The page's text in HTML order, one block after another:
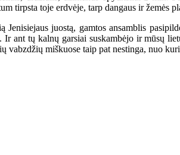
tirpsta toje erdvėje, tarp dangaus ir žemės
juostą, gamtos ansamblis
ant tų kalnų garsiai suskambėjo ir mūsų
miškuose taip pat nestinga, nuo